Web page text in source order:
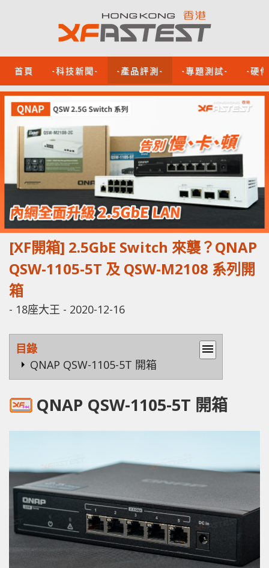
首頁 -科技新聞- -產品評測- -專題測試- -硬
[XF開箱] 2.5GbE Switch 來襲？QNAP
QSW-1105-5T 及 QSW-M2108 系列開
箱
- 18座大王 - 2020-12-16
目錄
menu
QNAP QSW-1105-5T 開箱
QNAP QSW-1105-5T 開箱